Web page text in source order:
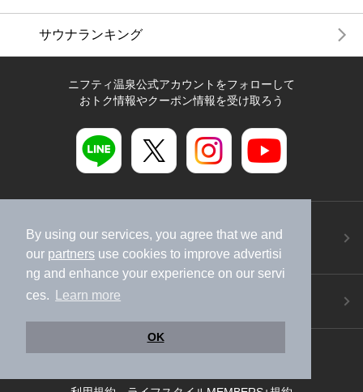
By using our services, you agree that we and
our partners use cookies to improve advertisi
ng and enhance your experience on our servi
ces.
Learn more
OK
サウナランキング
ニフティ温泉公式アカウントをフォローして
おトク情報やクーポン情報を受け取ろう
地図から温泉検索！お得な限定クーポンも！
今すぐダウンロード！
ご意見ご要望 ・お問い合わせ
スマートフォン